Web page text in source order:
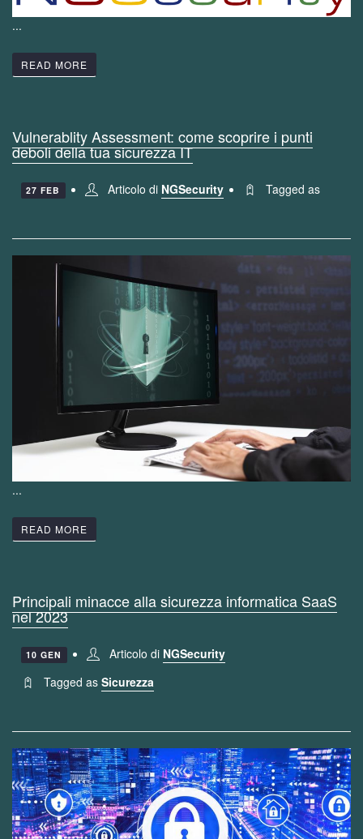
...
READ MORE
Vulnerablity Assessment: come scoprire i punti
deboli della tua sicurezza IT
27 FEB Articolo di NGSecurity Tagged as
...
READ MORE
Principali minacce alla sicurezza informatica SaaS
nel 2023
10 GEN Articolo di NGSecurity
Tagged as Sicurezza